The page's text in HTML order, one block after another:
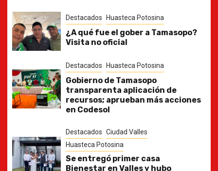
Destacados Huasteca Potosina
¿A qué fue el gober a Tamasopo?
Visita no oficial
Destacados Huasteca Potosina
Gobierno de Tamasopo
transparenta aplicación de
recursos; aprueban más acciones
en Codesol
Destacados Ciudad Valles
Huasteca Potosina
Se entregó primer casa
Bienestar en Valles y hubo